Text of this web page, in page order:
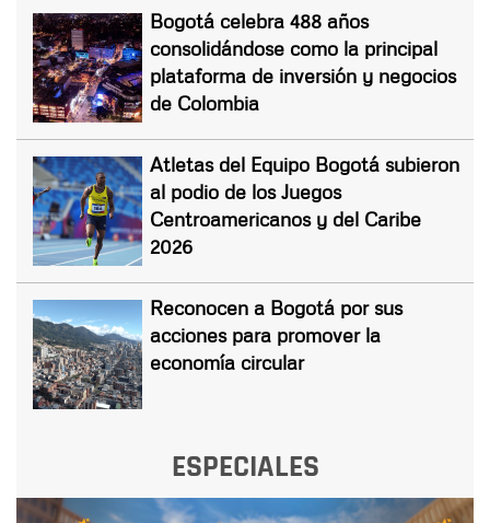
Bogotá celebra 488 años
consolidándose como la principal
plataforma de inversión y negocios
de Colombia
Atletas del Equipo Bogotá subieron
al podio de los Juegos
Centroamericanos y del Caribe
2026
Reconocen a Bogotá por sus
acciones para promover la
economía circular
ESPECIALES